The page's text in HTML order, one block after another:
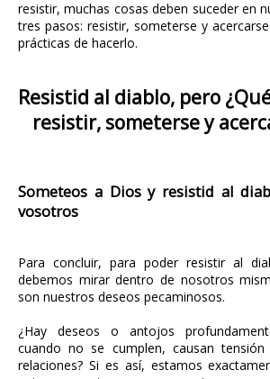
resistir, muchas cosas deben suceder en
tres pasos: resistir, someterse y
prácticas de hacerlo.
Resistid al diablo, pero
resistir, someterse y
Someteos a Dios y resistid al
vosotros
Para concluir, para poder resistir al
debemos mirar dentro de nosotros
son nuestros deseos pecaminosos.
¿Hay deseos o antojos
cuando no se cumplen, causan
relaciones? Si es así, estamos